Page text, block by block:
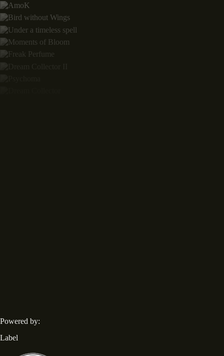
Powered by:
Label